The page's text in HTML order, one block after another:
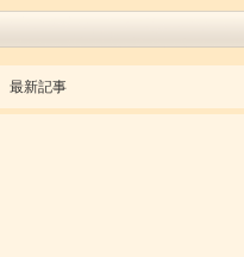
最新記事